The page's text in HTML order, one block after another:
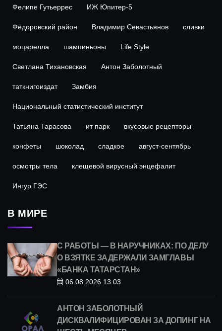
Фелипе Гутьеррес ИЖ Юпитер-5
Фёдоровский район Владимир Севастьянов сливки
моцарелла шампиньоны Life Style
Светлана Тихановская Антон Заболотный
таткнигоиздат Замбия
Национальный статистический институт
Татьяна Тарасова ит парк вкусовые рецепторы
конфеты шоколад сладкое август-сентябрь
осмотры тела клещевой вирусный энцефалит
Ингур ГЭС
В МИРЕ
С РАБОТЫ — В НАРУЧНИКАХ: ПО ДЕЛУ
О ВЗЯТКЕ ЗАДЕРЖАЛИ ЗАМГЛАВЫ
«БАНКА ТАТАРСТАН»
06.08.2026 13:03
АНТОН ЗАБОЛОТНЫЙ
ДИСКВАЛИФИЦИРОВАН ЗА ДОПИНГ НА